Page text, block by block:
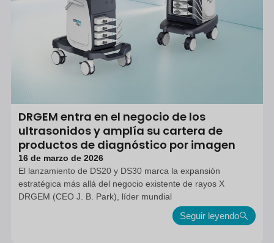
DRGEM entra en el negocio de los
ultrasonidos y amplía su cartera de
productos de diagnóstico por imagen
16 de marzo de 2026
El lanzamiento de DS20 y DS30 marca la expansión
estratégica más allá del negocio existente de rayos X
DRGEM (CEO J. B. Park), líder mundial
Seguir leyendo